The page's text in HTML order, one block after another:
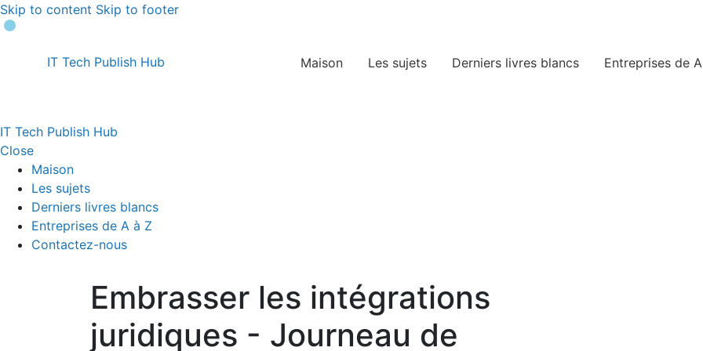
Skip to content Skip to footer
IT Tech Publish Hub Maison Les sujets Derniers livres blancs Entreprises de
IT Tech Publish Hub
Close
Maison
Les sujets
Derniers livres blancs
Entreprises de A à Z
Contactez-nous
Embrasser les intégrations
juridiques - Journeau de